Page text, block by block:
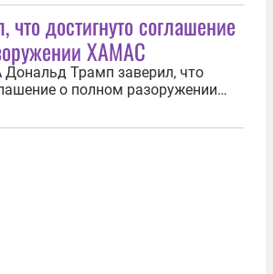
соглашения с ХАМАС о
контроля над
и безопасностью в
что достигнуто соглашение
ХАМАС
Трамп заверил, что
о полном разоружении
и остальных вооруженных
Газе. «Совет мира